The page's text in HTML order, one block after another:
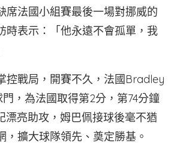
席法國小組賽最後一場對挪威的
時表示：「他永遠不會孤單，我
控戰局，開賽不久，法國Bradley
，為法國取得第2分，第74分鐘
漂亮助攻，姆巴佩接球後毫不猶
，擴大球隊領先、奠定勝基。